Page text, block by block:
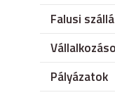
Falusi
Pályázatok